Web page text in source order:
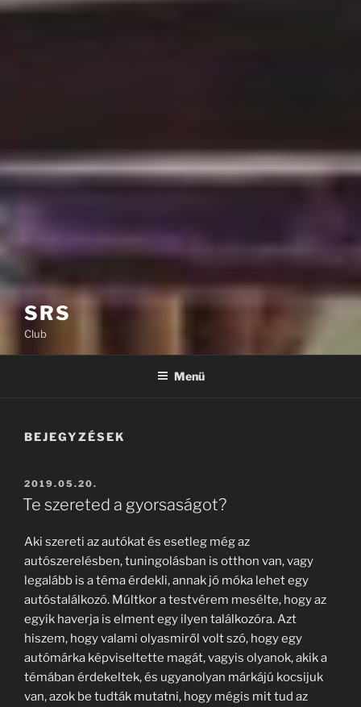
SRS
Club
Menü
BEJEGYZÉSEK
BEKÜLDVE:
2019.05.20.
Te szereted a gyorsaságot?
Aki szereti az autókat és esetleg még az
autószerelésben, tuningolásban is otthon van, vagy
legalább is a téma érdekli, annak jó móka lehet egy
autóstalálkozó. Múltkor a testvérem mesélte, hogy az
egyik haverja is elment egy ilyen találkozóra. Azt
hiszem, hogy valami olyasmiről volt szó, hogy egy
autómárka képviseltette magát, vagyis olyanok, akik a
témában érdekeltek, és ugyanolyan márkájú kocsijuk
van, azok be tudták mutatni, hogy mégis mit tud az